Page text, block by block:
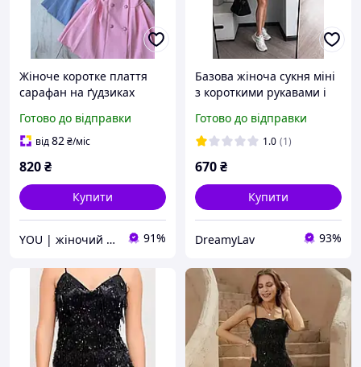
Жіноче коротке плаття
сарафан на ґудзиках
чорне бежевий
блакитний
Готово до відправки
від82₴/міс
820₴
Купити
YOU | жіночий одяг 91%
Базова жіноча сукня міні
з короткими рукавами і
нашивкаю з літерою N
чорна молоко рожева XS-
Готово до відправки
1.0 (1)
670₴
Купити
DreamyLav 93%